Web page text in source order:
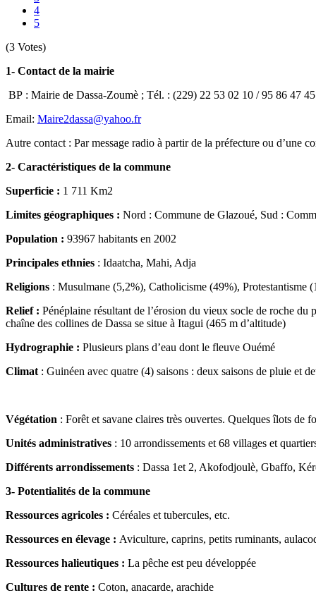
4
5
(3 Votes)
1- Contact de la mairie
BP : Mairie de Dassa-Zoumè ; Tél. : (229) 22 53 02 10 / 95 86 47
Email: Maire2dassa@yahoo.fr
Autre contact : Par message radio à partir de la préfecture ou d’une
2- Caractéristiques de la commune
Superficie : 1 711 Km2
Limites géographiques : Nord : Commune de Glazoué, Sud :
Population : 93967 habitants en 2002
Principales ethnies : Idaatcha, Mahi, Adja
Religions : Musulmane (5,2%), Catholicisme (49%),
Relief : Pénéplaine résultant de l’érosion du vieux socle de roche
chaîne des collines de Dassa se situe à Itagui (465 m d’altitude)
Hydrographie : Plusieurs plans d’eau dont le fleuve Ouémé
Climat : Guinéen avec quatre (4) saisons : deux saisons de pluie et
Végétation : Forêt et savane claires très ouvertes. Quelques îlots de
Unités administratives : 10 arrondissements et 68 villages et
Différents arrondissements : Dassa 1et 2, Akofodjoulè, Gbaffo,
3- Potentialités de la commune
Ressources agricoles : Céréales et tubercules, etc.
Ressources en élevage : Aviculture, caprins, petits ruminants,
Ressources halieutiques : La pêche est peu développée
Cultures de rente : Coton, anacarde, arachide